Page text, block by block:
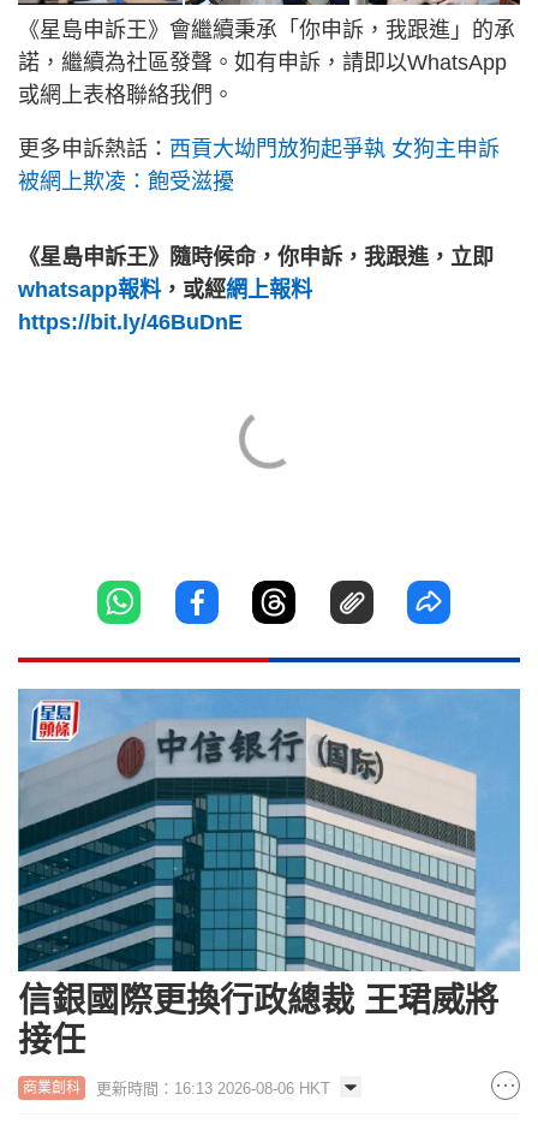
《星島申訴王》會繼續秉承「你申訴，我跟進」的承
諾，繼續為社區發聲。如有申訴，請即以WhatsApp
或網上表格聯絡我們。
更多申訴熱話： 西貢大坳門放狗起爭執 女狗主申訴
被網上欺凌：飽受滋擾
《星島申訴王》隨時候命，你申訴，我跟進，立即
whatsapp報料，或經網上報料
https://bit.ly/46BuDnE
信銀國際更換行政總裁 王珺威將
接任
商業創科 更新時間：16:13 2026-08-06 HKT